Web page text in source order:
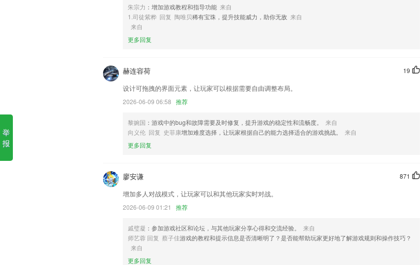
5,操作简单，可以随时随地的锻炼自己的编码能力
6,企业与渠道之间的运营关系很多时候是相辅相成、利益攸关的。招商快车平台对于企业与渠道的价值，其实很
难分割来看。
1.及时更新驾考题目,确保考生可以练习更多的试题内容
2.轻松学习 logo，商业海报 ，视觉建立，网页设计，公众号封面，简历，长图，邀请函，视频封面等.....图片制
3.收录海量汉字成语词语以及古诗词，倒数日，日历应有尽有哦！
4.教师发送通知，家长接收信息，通知信息独立出来。
5.企业高层，成功人士，都可以在这里找到需要的课程，提升自己的技能。
6.中消耗明细、积分明细可查询中获得
开发商：李安平
积分兑换比例可根据客户等级不同
支持前台服务通知的进化。
新增电子行程功能;
找回密码流程优化
朱宗力 ：增加游戏教程和指导功能 来自
1.司徒紫桦 回复 陶唯贝稀有宝珠，提升技能威力，助你无敌 来自
来自
更多回复
19
赫连容荷
设计可拖拽的界面元素，让玩家可以根据需要自由调整布局。
2026-06-09 06:58 推荐
黎婉国 ：游戏中的bug和故障需要及时修复，提升游戏的稳定性和流畅度。
来自
向义伦 回复 史菲康增加难度选择，让玩家根据自己的能力选择适合的游戏挑战。
来自
更多回复
871
廖安谦
增加多人对战模式，让玩家可以和其他玩家实时对战。
2026-06-09 01:21 推荐
戚璧凝 ：参加游戏社区和论坛，与其他玩家分享心得和交流经验。
来自
师艺蓉 回复 蔡子佳游戏的教程和提示信息是否清晰明了？是否能帮助玩家更好地了解游戏规则和操作技巧？
来自
更多回复
举
报